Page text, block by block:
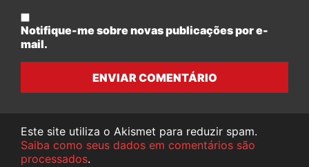
Notifique-me sobre novas publicações por e-
mail.
ENVIAR COMENTÁRIO
Este site utiliza o Akismet para reduzir spam.
Saiba como seus dados em comentários são
processados.